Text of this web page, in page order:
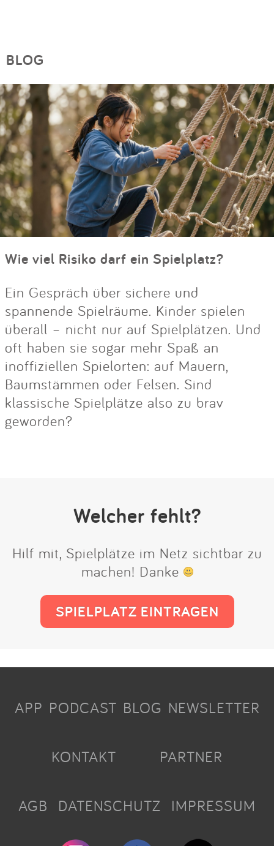
BLOG
Wie viel Risiko darf ein Spielplatz?
Ein Gespräch über sichere und
spannende Spielräume. Kinder spielen
überall – nicht nur auf Spielplätzen. Und
oft haben sie sogar mehr Spaß an
inoffiziellen Spielorten: auf Mauern,
Baumstämmen oder Felsen. Sind
klassische Spielplätze also zu brav
geworden?
Welcher fehlt?
Hilf mit, Spielplätze im Netz sichtbar zu
machen! Danke
SPIELPLATZ EINTRAGEN
APP PODCAST BLOG NEWSLETTER
KONTAKT PARTNER
AGB DATENSCHUTZ IMPRESSUM